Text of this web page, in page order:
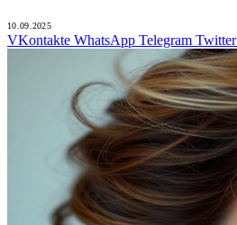
10.09.2025
VKontakte WhatsApp Telegram Twitter